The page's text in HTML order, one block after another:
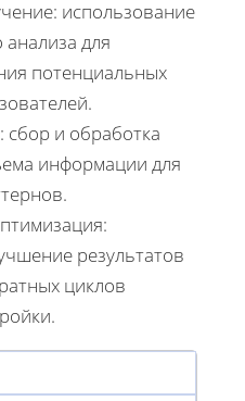
использование
для
потенциальных
сбор и обработка
информации для
результатов
циклов